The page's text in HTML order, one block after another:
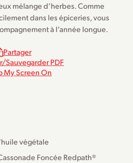
mélange d’herbes. Comme
dans les épiceries, vous
à l’année longue.
Partager
Sauvegarder PDF
My Screen On
végétale
Foncée Redpath®